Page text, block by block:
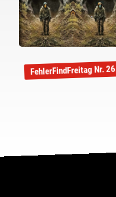
FehlerFindFreitag Nr. 26